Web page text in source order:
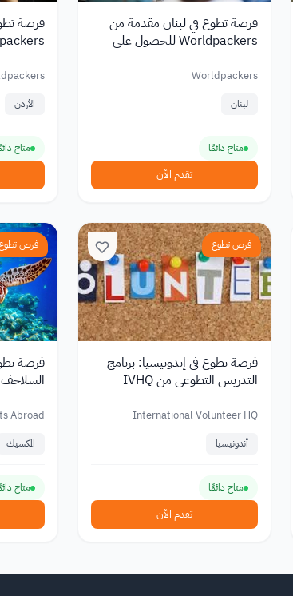
فرصة تطوع في لبنان مقدمة من
Worldpackers للحصول على
Worldpackers
لبنان
متاح دائمًا
تقدم الآن
فرصة
الأردن
متاح
فرص تطوع
فرصة تطوع في إندونيسيا: برنامج
التدريس التطوعي من IVHQ
International Volunteer HQ
أندونيسيا
متاح دائمًا
تقدم الآن
فرص
فرصة
السلاحف
Abroad
المكسيك
متاح